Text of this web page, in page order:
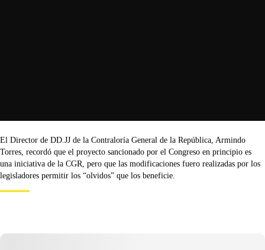
El Director de DD.JJ de la Contraloría General de la República, Armindo
Torres, recordó que el proyecto sancionado por el Congreso en principio es
una iniciativa de la CGR, pero que las modificaciones fuero realizadas por los
legisladores permitir los “olvidos” que los beneficie.